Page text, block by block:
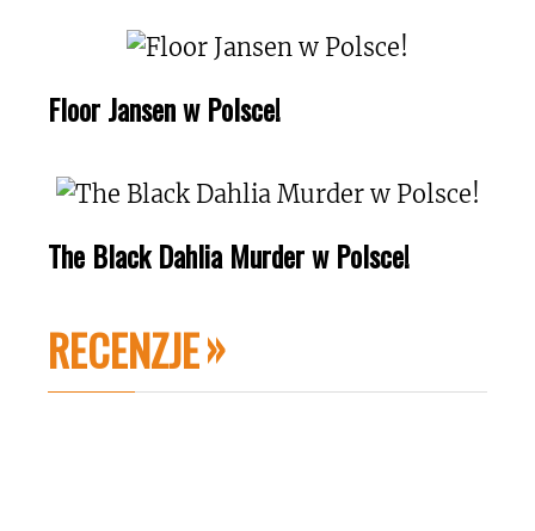
Floor Jansen w Polsce!
The Black Dahlia Murder w Polsce!
RECENZJE